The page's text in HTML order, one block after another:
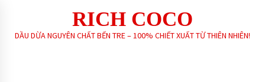
content
RICH COCO
DẦU DỪA NGUYÊN CHẤT BẾN TRE – 100% CHIẾT XUẤT TỪ THIÊN NHIÊN!